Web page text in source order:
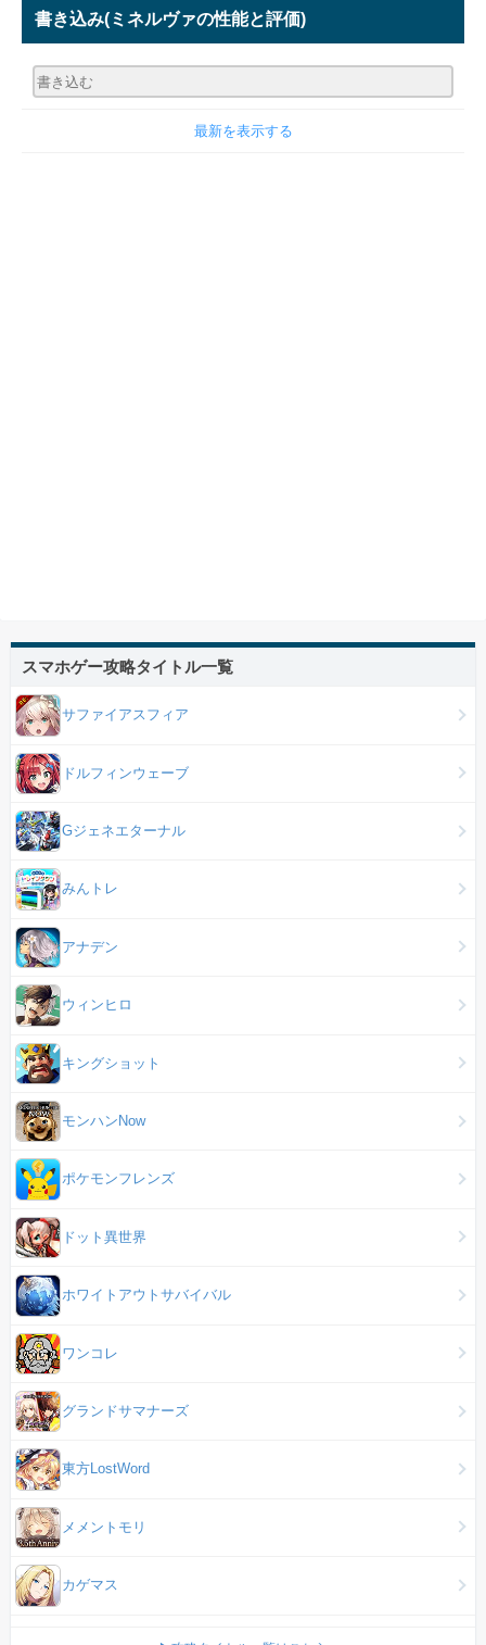
書き込み(ミネルヴァの性能と評価)
最新を表示する
スマホゲー攻略タイトル一覧
サファイアスフィア
ドルフィンウェーブ
Gジェネエターナル
みんトレ
アナデン
ウィンヒロ
キングショット
モンハンNow
ポケモンフレンズ
ドット異世界
ホワイトアウトサバイバル
ワンコレ
グランドサマナーズ
東方LostWord
メメントモリ
カゲマス